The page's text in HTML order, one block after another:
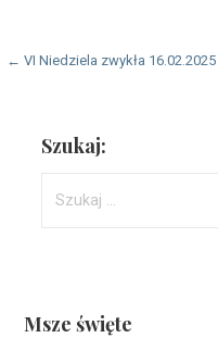
Nawigacja
← VI Niedziela zwykła 16.02.2025
Szukaj:
Msze święte